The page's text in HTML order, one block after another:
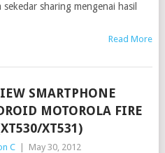
sharing mengenai hasil
Read More
SMARTPHONE
MOTOROLA FIRE
XT531)
C May 30, 2012